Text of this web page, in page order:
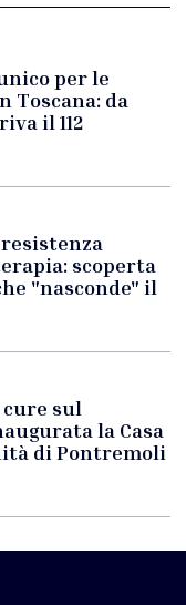
per le
Toscana: da
il 112
scoperta
"nasconde" il
sul
la Casa
di Pontremoli